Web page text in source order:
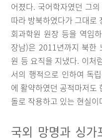
어졌다. 국어학자였던 그
따라 방북하였다가 그대로
회과학원 원장 등을 역임
장남)은 2011년까지 북한
원 등 요직을 지냈다. 이처
서의 행적으로 인하여 독
에 활약하였던 공적마저도
돌로 작용하고 있는 현실이
국외 망명과 싱